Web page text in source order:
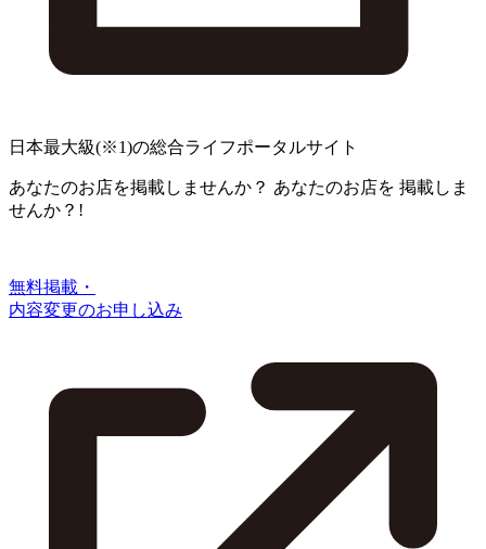
日本最大級(※1)の総合ライフポータルサイト
あなたのお店を掲載しませんか？ あなたのお店を 掲載しま
せんか？!
無料掲載・
内容変更のお申し込み